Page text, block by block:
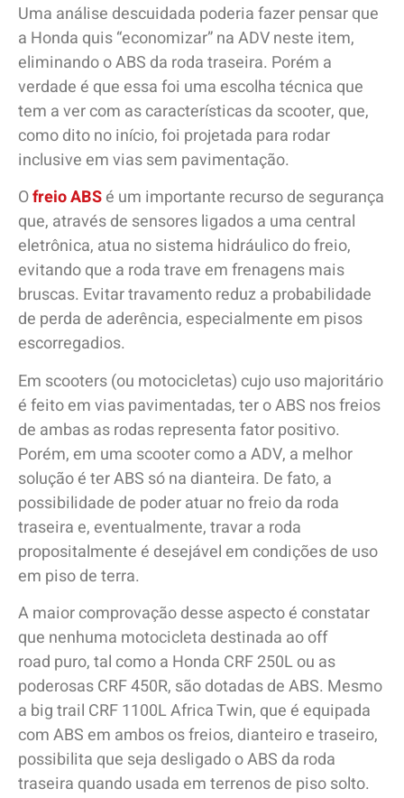
Uma análise descuidada poderia fazer pensar que
a Honda quis “economizar” na ADV neste item,
eliminando o ABS da roda traseira. Porém a
verdade é que essa foi uma escolha técnica que
tem a ver com as características da scooter, que,
como dito no início, foi projetada para rodar
inclusive em vias sem pavimentação.
Ofreio ABSé um importante recurso de segurança
que, através de sensores ligados a uma central
eletrônica, atua no sistema hidráulico do freio,
evitando que a roda trave em frenagens mais
bruscas. Evitar travamento reduz a probabilidade
de perda de aderência, especialmente em pisos
escorregadios.
Em scooters (ou motocicletas) cujo uso majoritário
é feito em vias pavimentadas, ter o ABS nos freios
de ambas as rodas representa fator positivo.
Porém, em uma scooter como a ADV, a melhor
solução é ter ABS só na dianteira. De fato, a
possibilidade de poder atuar no freio da roda
traseira e, eventualmente, travar a roda
propositalmente é desejável em condições de uso
em piso de terra.
A maior comprovação desse aspecto é constatar
que nenhuma motocicleta destinada ao off
road puro, tal como a Honda CRF 250L ou as
poderosas CRF 450R, são dotadas de ABS. Mesmo
a big trail CRF 1100L Africa Twin, que é equipada
com ABS em ambos os freios, dianteiro e traseiro,
possibilita que seja desligado o ABS da roda
traseira quando usada em terrenos de piso solto.